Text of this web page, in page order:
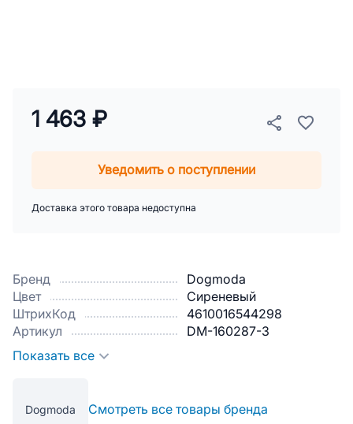
Бренд
Dogmoda
Цвет
Сиреневый
ШтрихКод
4610016544298
Артикул
DM-160287-3
Показать все
Dogmoda Смотреть все товары бренда
1 463 ₽
Уведомить о поступлении
Доставка этого товара недоступна